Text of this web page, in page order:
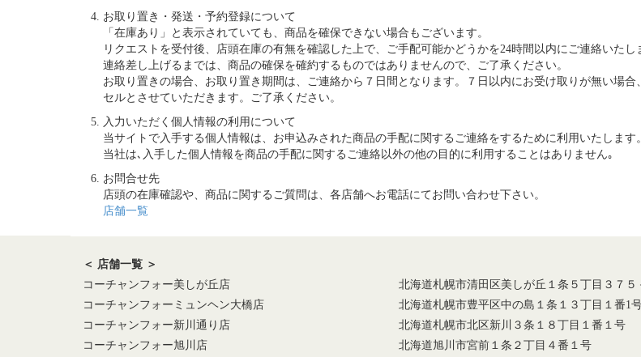
お取り置き・発送・予約登録について
「在庫あり」と表示されていても、商品を確保できない場合もございます。
リクエストを受付後、店頭在庫の有無を確認した上で、ご手配可能かどうかを24時間以内にご連絡いたし
連絡差し上げるまでは、商品の確保を確約するものではありませんので、ご了承ください。
お取り置きの場合、お取り置き期間は、ご連絡から７日間となります。７日以内にお受け取りが無い場合
セルとさせていただきます。ご了承ください。
入力いただく個人情報の利用について
当サイトで入手する個人情報は、お申込みされた商品の手配に関するご連絡をするために利用いたします。
当社は､入手した個人情報を商品の手配に関するご連絡以外の他の目的に利用することはありません｡
お問合せ先
店頭の在庫確認や、商品に関するご質問は、各店舗へお電話にてお問い合わせ下さい。
店舗一覧
＜ 店舗一覧 ＞
コーチャンフォー美しが丘店
北海道札幌市清田区美しが丘１条５丁目３７５
コーチャンフォーミュンヘン大橋店
北海道札幌市豊平区中の島１条１３丁目１番1
コーチャンフォー新川通り店
北海道札幌市北区新川３条１８丁目１番１号
コーチャンフォー旭川店
北海道旭川市宮前１条２丁目４番１号